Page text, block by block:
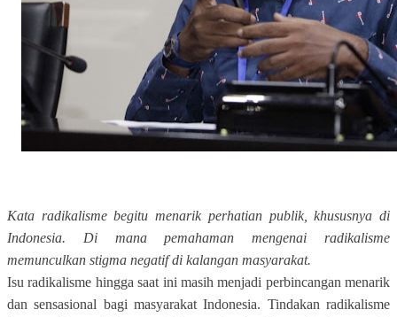
Kata radikalisme begitu menarik perhatian publik, khususnya di
Indonesia. Di mana pemahaman mengenai radikalisme
memunculkan stigma negatif di kalangan masyarakat.
Isu radikalisme hingga saat ini masih menjadi perbincangan menarik
dan sensasional bagi masyarakat Indonesia. Tindakan radikalisme